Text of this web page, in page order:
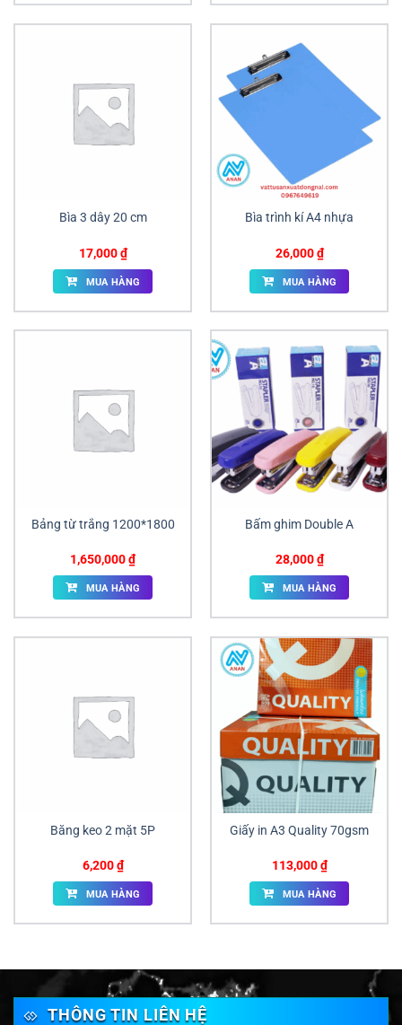
Bìa 3 dây 20 cm
17,000₫
MUA HÀNG
Bìa trình kí A4 nhựa
26,000₫
MUA HÀNG
Bảng từ trắng 1200*1800
1,650,000₫
MUA HÀNG
Bấm ghim Double A
28,000₫
MUA HÀNG
Băng keo 2 mặt 5P
6,200₫
MUA HÀNG
Giấy in A3 Quality 70gsm
113,000₫
MUA HÀNG
THÔNG TIN LIÊN HỆ